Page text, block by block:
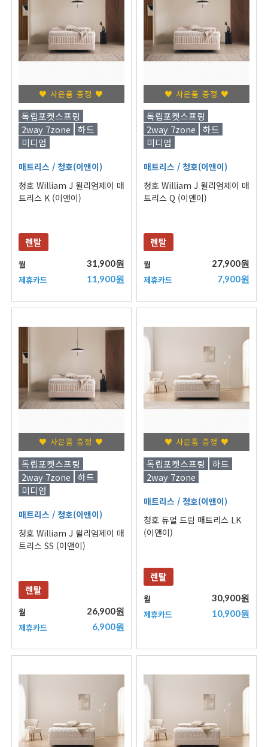
♥ 사은품 증정 ♥
독립포켓스프링
2way 7zone
하드
미디엄
매트리스 / 청호(이앤이)
청호 William J 윌리엄제이 매
트리스 K (이앤이)
렌탈
월 31,900원
제휴카드 11,900원
♥ 사은품 증정 ♥
독립포켓스프링
2way 7zone
하드
미디엄
매트리스 / 청호(이앤이)
청호 William J 윌리엄제이 매
트리스 Q (이앤이)
렌탈
월 27,900원
제휴카드 7,900원
♥ 사은품 증정 ♥
독립포켓스프링
2way 7zone
하드
미디엄
매트리스 / 청호(이앤이)
청호 William J 윌리엄제이 매
트리스 SS (이앤이)
렌탈
월 26,900원
제휴카드 6,900원
♥ 사은품 증정 ♥
독립포켓스프링
하드
2way 7zone
매트리스 / 청호(이앤이)
청호 듀얼 드림 매트리스 LK
(이앤이)
렌탈
월 30,900원
제휴카드 10,900원